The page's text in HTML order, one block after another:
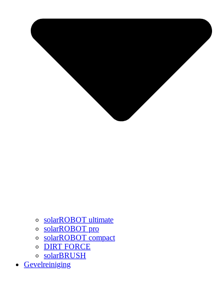
solarROBOT ultimate
solarROBOT pro
solarROBOT compact
DIRT FORCE
solarBRUSH
Gevelreiniging